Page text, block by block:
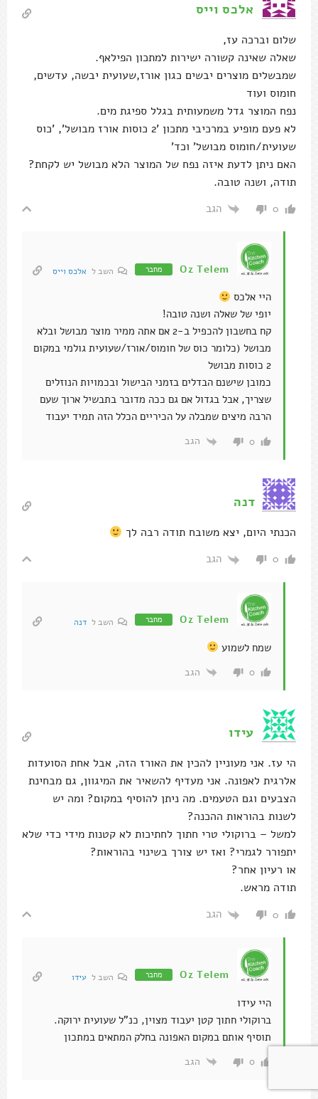
אלכס וייס
שלום וברכה עז,
שאלה שאינה קשורה ישירות למתכון הפילאף.
שמבשלים מוצרים יבשים כגון אורז,שעועית יבשה, עדשים,
חומוס ועוד
נפח המוצר גדל משמעותית בגלל ספיגת מים.
לא פעם מופיע במרכיבי מתכון '2 כוסות אורז מבושל', 'כוס
שעועית/חומוס מבושל' וכד'
האם ניתן לדעת איזה נפח של המוצר הלא מבושל יש לקחת?
תודה, ושנה טובה.
0 הגב
Oz Telem מחבר השב ל אלכס וייס
היי אלכס
יופי של שאלה ושנה טובה!
קח בחשבון להכפיל ב-2 אם אתה ממיר מוצר מבושל ובלא
מבושל (כלומר כוס של חומוס/אורז/שעועית גולמי במקום
2 כוסות מבושל
כמובן שישנם הבדלים בזמני הבישול ובכמויות הנוזלים
שצריך, אבל בגדול אם גם ככה מדובר בתבשיל ארוך שעם
הרבה מיצים שמבלה על הכיריים הכלל הזה תמיד יעבוד
0 הגב
דנה
הכנתי היום, יצא משובח תודה רבה לך
0 הגב
Oz Telem מחבר השב ל דנה
שמח לשמוע
0 הגב
עידו
הי עז. אני מעוניין להכין את האורז הזה, אבל אחת הסועדות
אלרגית לאפונה. אני מעדיף להשאיר את המיגוון, גם מבחינת
הצבעים וגם הטעמים. מה ניתן להוסיף במקום? ומה יש
לשנות בהוראות ההכנה?
למשל – ברוקולי טרי חתוך לחתיכות לא קטנות מידי כדי שלא
יתפורר לגמרי? ואז יש צורך בשינוי בהוראות?
או רעיון אחר?
תודה מראש.
0 הגב
Oz Telem מחבר השב ל עידו
היי עידו
ברוקולי חתוך קטן יעבוד מצוין, כנ"ל שעועית ירוקה.
תוסיף אותם במקום האפונה בחלק המתאים במתכון
0 הגב